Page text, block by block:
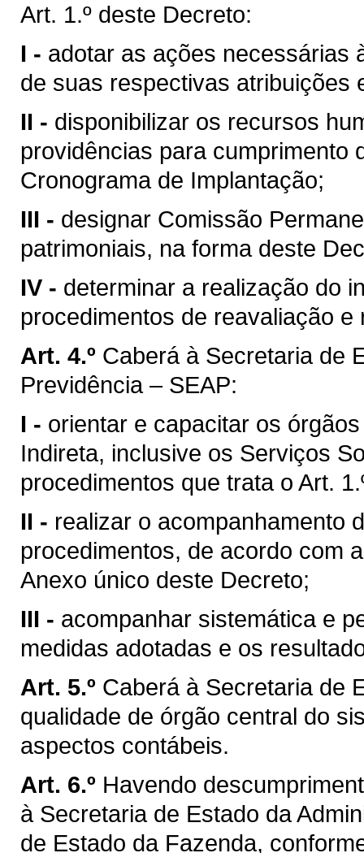
Art. 1.º deste Decreto:
I - adotar as ações necessárias
de suas respectivas atribuições
II - disponibilizar os recursos
providências para cumprimento
Cronograma de Implantação;
III - designar Comissão
patrimoniais, na forma deste
IV - determinar a realização do
procedimentos de reavaliação
Art. 4.º Caberá à Secretaria de
Previdência – SEAP:
I - orientar e capacitar os
Indireta, inclusive os Serviços
procedimentos que trata o Art.
II - realizar o acompanhamento
procedimentos, de acordo com
Anexo único deste Decreto;
III - acompanhar sistemática e
medidas adotadas e os
Art. 5.º Caberá à Secretaria de
qualidade de órgão central do
aspectos contábeis.
Art. 6.º Havendo
à Secretaria de Estado da
de Estado da Fazenda,